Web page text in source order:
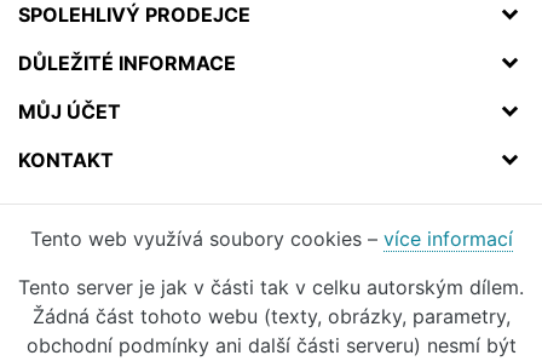
SPOLEHLIVÝ PRODEJCE
DŮLEŽITÉ INFORMACE
MŮJ ÚČET
KONTAKT
Tento web využívá soubory cookies – více informací
Tento server je jak v části tak v celku autorským dílem.
Žádná část tohoto webu (texty, obrázky, parametry,
obchodní podmínky ani další části serveru) nesmí být